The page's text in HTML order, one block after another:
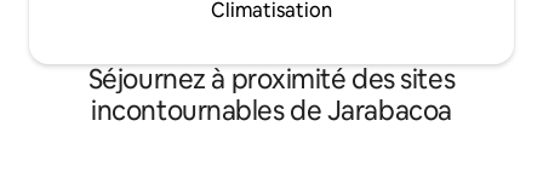
Climatisation
Séjournez à proximité des sites
incontournables de Jarabacoa